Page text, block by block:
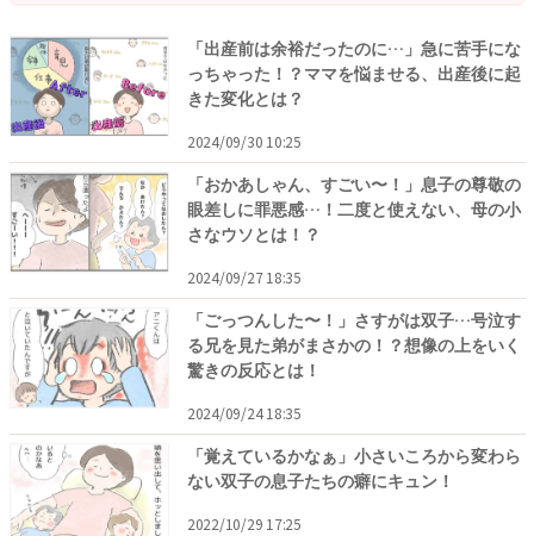
「出産前は余裕だったのに…」急に苦手にな
っちゃった！？ママを悩ませる、出産後に起
きた変化とは？
2024/09/30 10:25
「おかあしゃん、すごい〜！」息子の尊敬の
眼差しに罪悪感…！二度と使えない、母の小
さなウソとは！？
2024/09/27 18:35
「ごっつんした〜！」さすがは双子…号泣す
る兄を見た弟がまさかの！？想像の上をいく
驚きの反応とは！
2024/09/24 18:35
「覚えているかなぁ」小さいころから変わら
ない双子の息子たちの癖にキュン！
2022/10/29 17:25